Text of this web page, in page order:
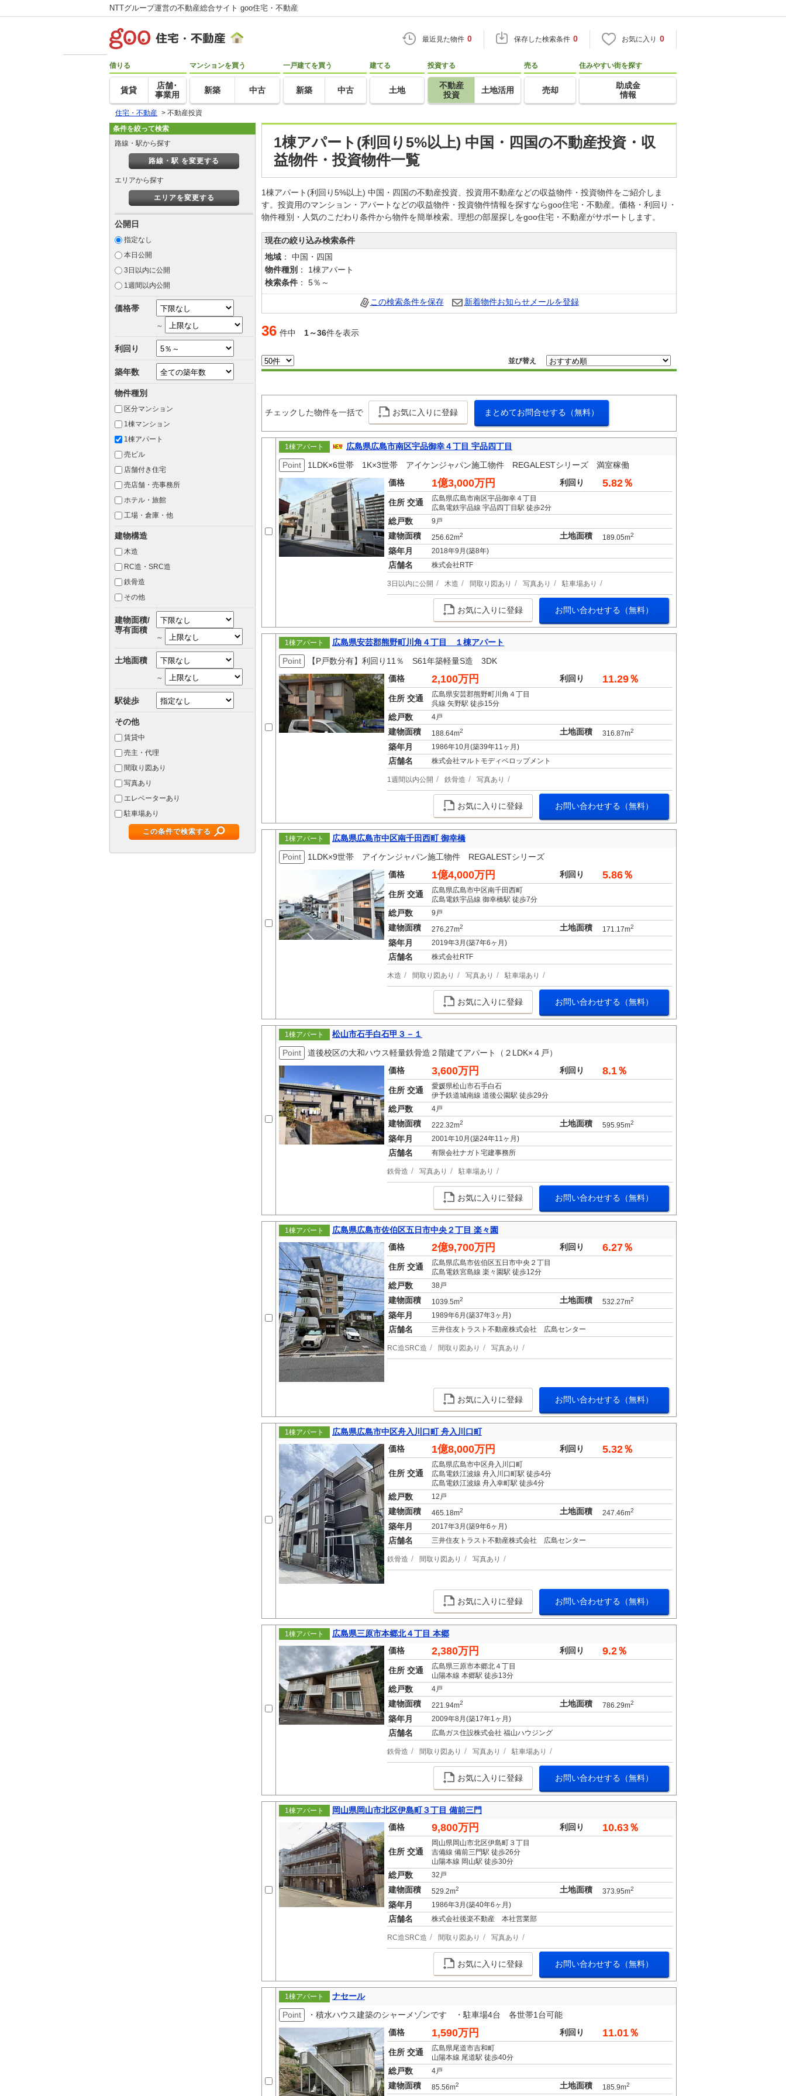
NTTグループ運営の不動産総合サイト goo住宅・不動産
最近見た物件 0 保存した検索条件 0 お気に入り 0
借りる
賃貸
店舗･
事業用
マンションを買う
新築 中古
一戸建てを買う
新築 中古
建てる
土地
投資する
不動産
投資
土地活用
売る
売却
住みやすい街を探す
助成金
情報
住宅・不動産 > 不動産投資
1棟アパート(利回り5%以上) 中国・四国の不動産投資・収
益物件・投資物件一覧
1棟アパート(利回り5%以上) 中国・四国の不動産投資、投資用不動産などの収益物件・投資物件をご紹介しま
す。投資用のマンション・アパートなどの収益物件・投資物件情報を探すならgoo住宅・不動産。価格・利回り・
物件種別・人気のこだわり条件から物件を簡単検索。理想の部屋探しをgoo住宅・不動産がサポートします。
現在の絞り込み検索条件
地域 ： 中国・四国
物件種別 ： 1棟アパート
検索条件 ： 5％～
この検索条件を保存 新着物件お知らせメールを登録
36 件中 1～36件を表示
並び替え
チェックした物件を一括で お気に入りに登録 まとめてお問合せする（無料）
1棟アパート
広島県広島市南区宇品御幸４丁目 宇品四丁目
Point
1LDK×6世帯 1K×3世帯 アイケンジャパン施工物件 REGALESTシリーズ 満室稼働
価格
1億3,000万円 利回り 5.82％
住所 交通
広島県広島市南区宇品御幸４丁目
広島電鉄宇品線 宇品四丁目駅 徒歩2分
総戸数 9戸
建物面積 256.62m2 土地面積 189.05m2
築年月 2018年9月(築8年)
店舗名 株式会社RTF
3日以内に公開 木造 間取り図あり 写真あり 駐車場あり
お気に入りに登録 お問い合わせする（無料）
1棟アパート
広島県安芸郡熊野町川角４丁目 １棟アパート
Point
【P戸数分有】利回り11％ S61年築軽量S造 3DK
価格
2,100万円 利回り 11.29％
住所 交通
広島県安芸郡熊野町川角４丁目
呉線 矢野駅 徒歩15分
総戸数 4戸
建物面積 188.64m2 土地面積 316.87m2
築年月 1986年10月(築39年11ヶ月)
店舗名 株式会社マルトモディベロップメント
1週間以内公開 鉄骨造 写真あり
お気に入りに登録 お問い合わせする（無料）
1棟アパート
広島県広島市中区南千田西町 御幸橋
Point
1LDK×9世帯 アイケンジャパン施工物件 REGALESTシリーズ
価格
1億4,000万円 利回り 5.86％
住所 交通
広島県広島市中区南千田西町
広島電鉄宇品線 御幸橋駅 徒歩7分
総戸数 9戸
建物面積 276.27m2 土地面積 171.17m2
築年月 2019年3月(築7年6ヶ月)
店舗名 株式会社RTF
木造 間取り図あり 写真あり 駐車場あり
お気に入りに登録 お問い合わせする（無料）
1棟アパート
松山市石手白石甲３－１
Point
道後校区の大和ハウス軽量鉄骨造２階建てアパート（２LDK×４戸）
価格
3,600万円 利回り 8.1％
住所 交通
愛媛県松山市石手白石
伊予鉄道城南線 道後公園駅 徒歩29分
総戸数 4戸
建物面積 222.32m2 土地面積 595.95m2
築年月 2001年10月(築24年11ヶ月)
店舗名 有限会社ナガト宅建事務所
鉄骨造 写真あり 駐車場あり
お気に入りに登録 お問い合わせする（無料）
1棟アパート
広島県広島市佐伯区五日市中央２丁目 楽々園
価格
2億9,700万円 利回り 6.27％
住所 交通
広島県広島市佐伯区五日市中央２丁目
広島電鉄宮島線 楽々園駅 徒歩12分
総戸数 38戸
建物面積 1039.5m2 土地面積 532.27m2
築年月 1989年6月(築37年3ヶ月)
店舗名 三井住友トラスト不動産株式会社 広島センター
RC造SRC造 間取り図あり 写真あり
お気に入りに登録 お問い合わせする（無料）
1棟アパート
広島県広島市中区舟入川口町 舟入川口町
価格
1億8,000万円 利回り 5.32％
住所 交通
広島県広島市中区舟入川口町
広島電鉄江波線 舟入川口町駅 徒歩4分
広島電鉄江波線 舟入幸町駅 徒歩4分
総戸数 12戸
建物面積 465.18m2 土地面積 247.46m2
築年月 2017年3月(築9年6ヶ月)
店舗名 三井住友トラスト不動産株式会社 広島センター
鉄骨造 間取り図あり 写真あり
お気に入りに登録 お問い合わせする（無料）
1棟アパート
広島県三原市本郷北４丁目 本郷
価格
2,380万円 利回り 9.2％
住所 交通
広島県三原市本郷北４丁目
山陽本線 本郷駅 徒歩13分
総戸数 4戸
建物面積 221.94m2 土地面積 786.29m2
築年月 2009年8月(築17年1ヶ月)
店舗名 広島ガス住設株式会社 福山ハウジング
鉄骨造 間取り図あり 写真あり 駐車場あり
お気に入りに登録 お問い合わせする（無料）
1棟アパート
岡山県岡山市北区伊島町３丁目 備前三門
価格
9,800万円 利回り 10.63％
住所 交通
岡山県岡山市北区伊島町３丁目
吉備線 備前三門駅 徒歩26分
山陽本線 岡山駅 徒歩30分
総戸数 32戸
建物面積 529.2m2 土地面積 373.95m2
築年月 1986年3月(築40年6ヶ月)
店舗名 株式会社後楽不動産 本社営業部
RC造SRC造 間取り図あり 写真あり
お気に入りに登録 お問い合わせする（無料）
1棟アパート
ナセール
Point
・積水ハウス建築のシャーメゾンです ・駐車場4台 各世帯1台可能
価格
1,590万円 利回り 11.01％
住所 交通
広島県尾道市吉和町
山陽本線 尾道駅 徒歩40分
総戸数 4戸
建物面積 85.56m2 土地面積 185.9m2
条件を絞って検索
路線・駅から探す
路線・駅 を変更する
エリアから探す
エリアを変更する
公開日
指定なし
本日公開
3日以内に公開
1週間以内公開
価格帯
～
利回り
築年数
物件種別
区分マンション
1棟マンション
1棟アパート
売ビル
店舗付き住宅
売店舗・売事務所
ホテル・旅館
工場・倉庫・他
建物構造
木造
RC造・SRC造
鉄骨造
その他
建物面積/
専有面積
～
土地面積
～
駅徒歩
その他
賃貸中
売主・代理
間取り図あり
写真あり
エレベーターあり
駐車場あり
この条件で検索する